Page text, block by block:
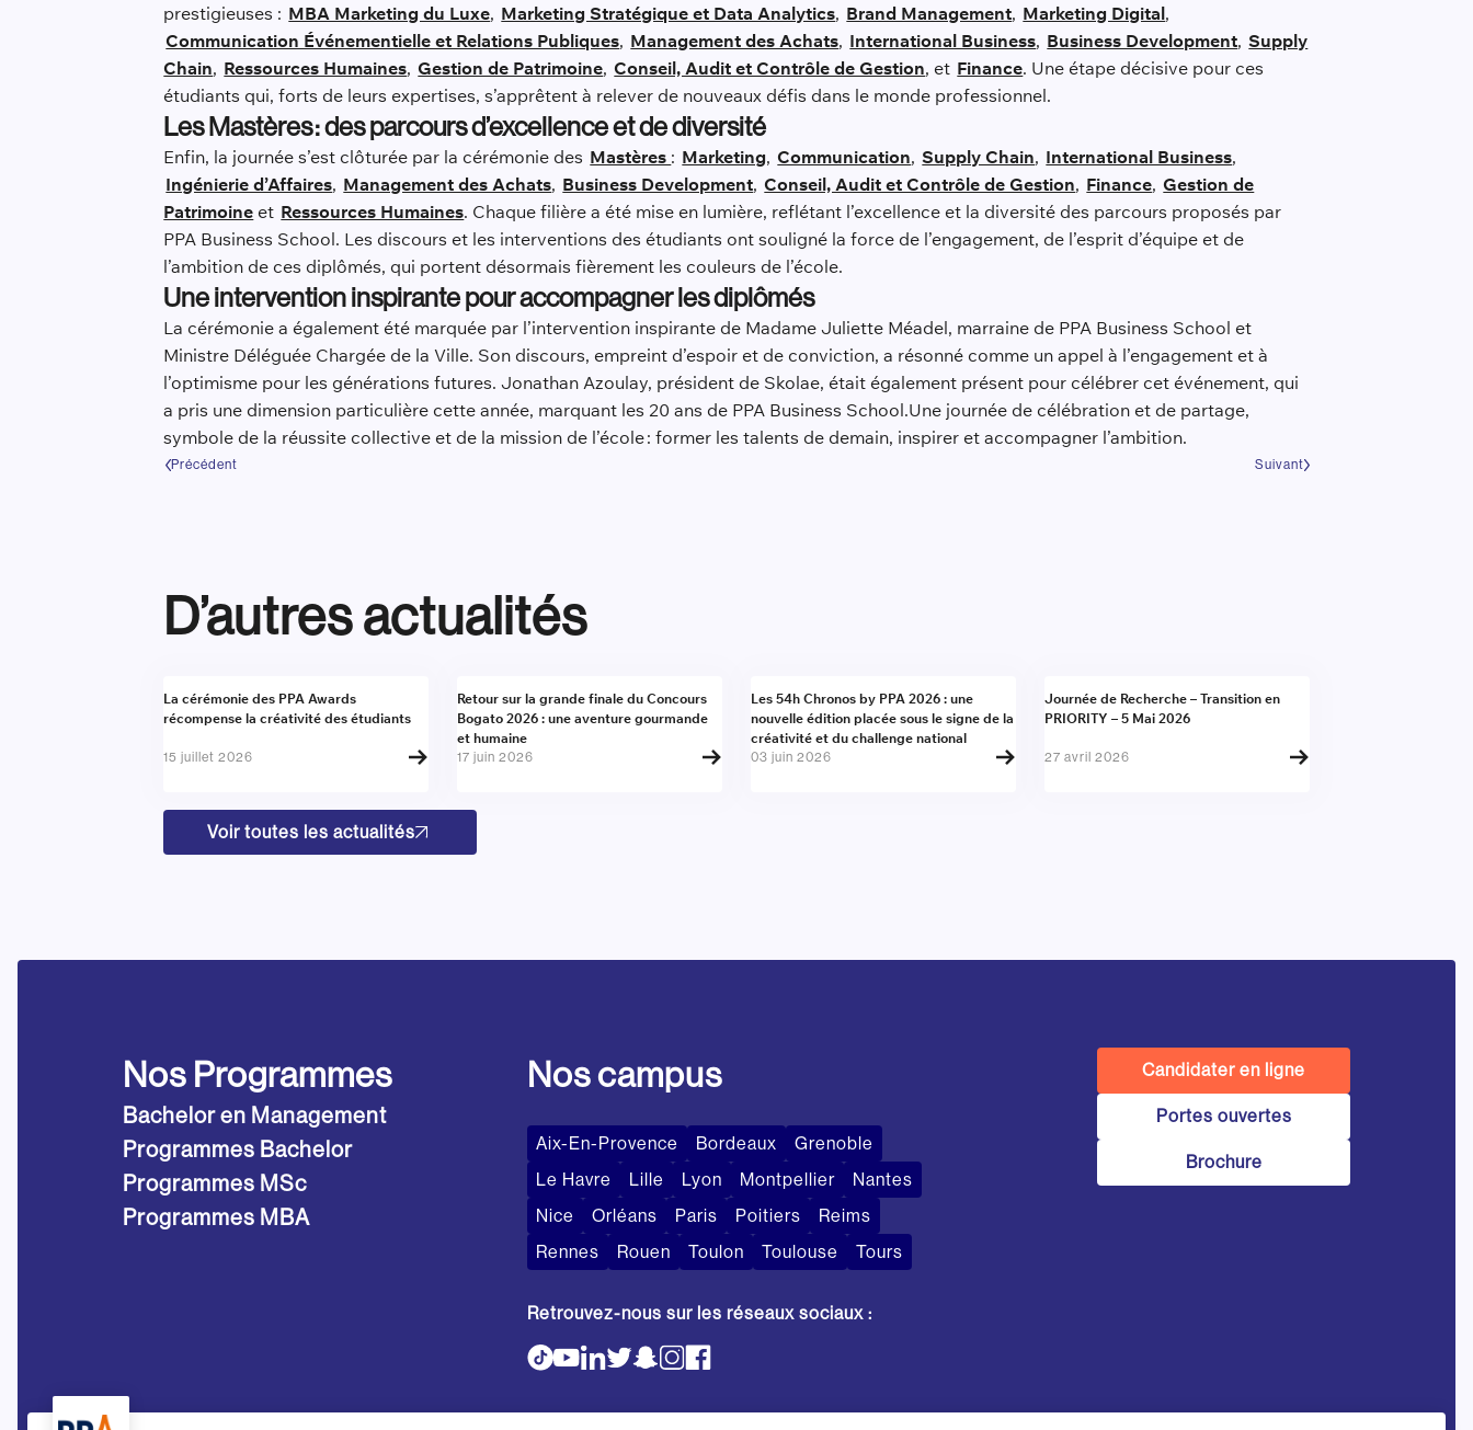
prestigieuses : MBA Marketing du Luxe, Marketing Stratégique et Data Analytics, Brand Management, Marketing Digital,
Communication Événementielle et Relations Publiques, Management des Achats, International Business, Business Development, Supply
Chain, Ressources Humaines, Gestion de Patrimoine, Conseil, Audit et Contrôle de Gestion, et Finance. Une étape décisive pour ces
étudiants qui, forts de leurs expertises, s’apprêtent à relever de nouveaux défis dans le monde professionnel.
Les Mastères : des parcours d’excellence et de diversité
Enfin, la journée s’est clôturée par la cérémonie des Mastères : Marketing, Communication, Supply Chain, International Business,
Ingénierie d’Affaires, Management des Achats, Business Development, Conseil, Audit et Contrôle de Gestion, Finance, Gestion de
Patrimoine et Ressources Humaines. Chaque filière a été mise en lumière, reflétant l’excellence et la diversité des parcours proposés par
PPA Business School. Les discours et les interventions des étudiants ont souligné la force de l’engagement, de l’esprit d’équipe et de
l’ambition de ces diplômés, qui portent désormais fièrement les couleurs de l’école.
Une intervention inspirante pour accompagner les diplômés
La cérémonie a également été marquée par l’intervention inspirante de Madame Juliette Méadel, marraine de PPA Business School et
Ministre Déléguée Chargée de la Ville. Son discours, empreint d’espoir et de conviction, a résonné comme un appel à l’engagement et à
l’optimisme pour les générations futures. Jonathan Azoulay, président de Skolae, était également présent pour célébrer cet événement, qui
a pris une dimension particulière cette année, marquant les 20 ans de PPA Business School.Une journée de célébration et de partage,
symbole de la réussite collective et de la mission de l’école : former les talents de demain, inspirer et accompagner l’ambition.
Précédent Suivant
D’autres actualités
Actualité
La cérémonie des PPA Awards
récompense la créativité des étudiants
15 juillet 2026
Actualité
Retour sur la grande finale du Concours
Bogato 2026 : une aventure gourmande
et humaine
17 juin 2026
Actualité
Les 54h Chronos by PPA 2026 : une
nouvelle édition placée sous le signe de la
créativité et du challenge national
03 juin 2026
Actualité
Journée de Recherche – Transition en
PRIORITY – 5 Mai 2026
27 avril 2026
Voir toutes les actualités
Nos Programmes
Bachelor en Management
Programmes Bachelor
Programmes MSc
Programmes MBA
Nos campus
Aix-En-Provence Bordeaux
Grenoble
Le Havre
Lille Lyon Montpellier
Nantes
Nice
Orléans Paris Poitiers
Reims
Rennes
Rouen Toulon Toulouse Tours
Retrouvez-nous sur les réseaux sociaux :
Candidater en ligne
Portes ouvertes
Brochure